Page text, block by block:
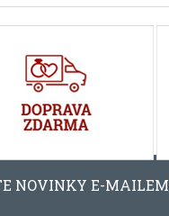
NOVINKY E-MAILEM